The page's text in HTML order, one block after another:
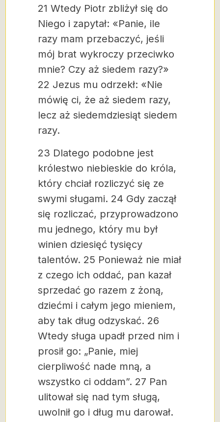
21 Wtedy Piotr zbliżył się do
Niego i zapytał: «Panie, ile
razy mam przebaczyć, jeśli
mój brat wykroczy przeciwko
mnie? Czy aż siedem razy?»
22 Jezus mu odrzekł: «Nie
mówię ci, że aż siedem razy,
lecz aż siedemdziesiąt siedem
razy.
23 Dlatego podobne jest
królestwo niebieskie do króla,
który chciał rozliczyć się ze
swymi sługami. 24 Gdy zaczął
się rozliczać, przyprowadzono
mu jednego, który mu był
winien dziesięć tysięcy
talentów. 25 Ponieważ nie miał
z czego ich oddać, pan kazał
sprzedać go razem z żoną,
dziećmi i całym jego mieniem,
aby tak dług odzyskać. 26
Wtedy sługa upadł przed nim i
prosił go: „Panie, miej
cierpliwość nade mną, a
wszystko ci oddam”. 27 Pan
ulitował się nad tym sługą,
uwolnił go i dług mu darował.